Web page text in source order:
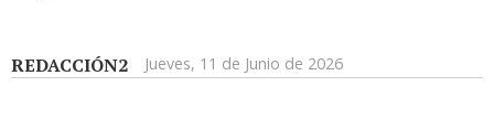
REDACCIÓN2 Jueves, 11 de Junio de 2026